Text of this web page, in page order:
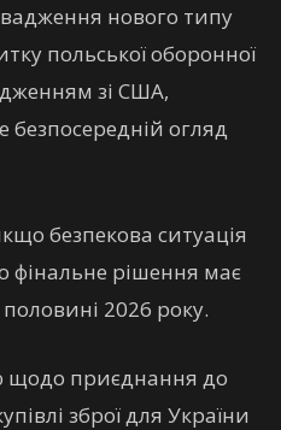
нового типу
польської оборонної
зі США,
огляд
безпекова ситуація
фінальне рішення має
2026 року.
щодо приєднання до
зброї для України